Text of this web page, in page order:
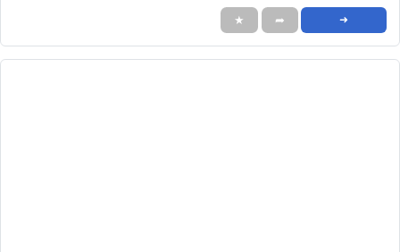
★ ➦ ➜